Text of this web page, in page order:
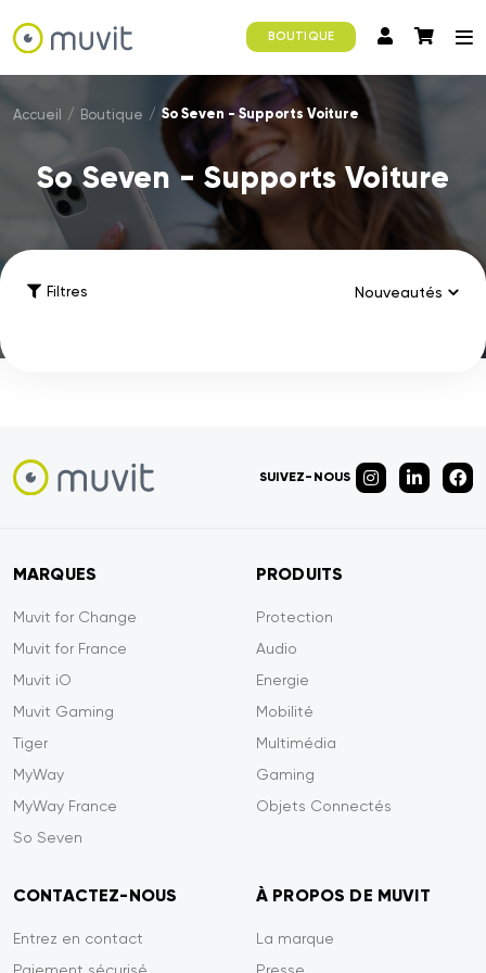
BOUTIQUE
Accueil / Boutique / So Seven - Supports Voiture
So Seven - Supports Voiture
Filtres
SUIVEZ-NOUS
MARQUES
Muvit for Change
Muvit for France
Muvit iO
Muvit Gaming
Tiger
MyWay
MyWay France
So Seven
PRODUITS
Protection
Audio
Energie
Mobilité
Multimédia
Gaming
Objets Connectés
CONTACTEZ-NOUS
Entrez en contact
À PROPOS DE MUVIT
La marque